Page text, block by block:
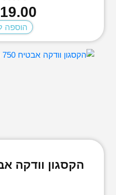
הוספה
הקסגון וודקה אבטיח